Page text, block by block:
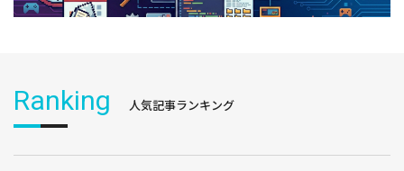
Ranking 人気記事ランキング